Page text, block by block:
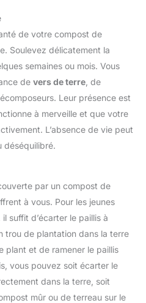
de votre compost de
Soulevez délicatement la
semaines ou mois. Vous
de vers de terre , de
Leur présence est
à merveille et que votre
L’absence de vie peut
déséquilibré.
par un compost de
à vous. Pour les jeunes
suffit d’écarter le paillis à
trou de plantation dans la terre
plant et de ramener le paillis
vous pouvez soit écarter le
dans la terre, soit
mûr ou de terreau sur le